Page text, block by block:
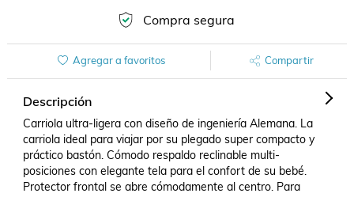
Compra segura
Agregar a favoritos Compartir
Descripción
Carriola ultra-ligera con diseño de ingeniería Alemana. La
carriola ideal para viajar por su plegado super compacto y
práctico bastón. Cómodo respaldo reclinable multi-
posiciones con elegante tela para el confort de su bebé.
Protector frontal se abre cómodamente al centro. Para